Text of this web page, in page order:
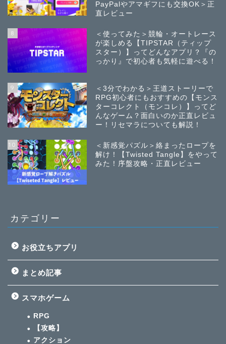
PayPalやアマギフにも交換OK＞正
直レビュー
8
＜使ってみた＞競輪・オートレース
が楽しめる【TIPSTAR（ティップ
スター）】ってどんなアプリ？『の
っかり』で初心者も気軽に遊べる！
9
＜3分でわかる＞王道ストーリーで
RPG初心者にもおすすめの【モンス
ターコレクト（モンコレ）】ってど
んなゲーム？面白いのか正直レビュ
ー！リセマラについても解説！
10
＜新感覚パズル＞絡まったロープを
解け！【Twisted Tangle】をやって
みた！序盤攻略・正直レビュー
カテゴリー
お役立ちアプリ
まとめ記事
スマホゲーム
RPG
【攻略】
アクション